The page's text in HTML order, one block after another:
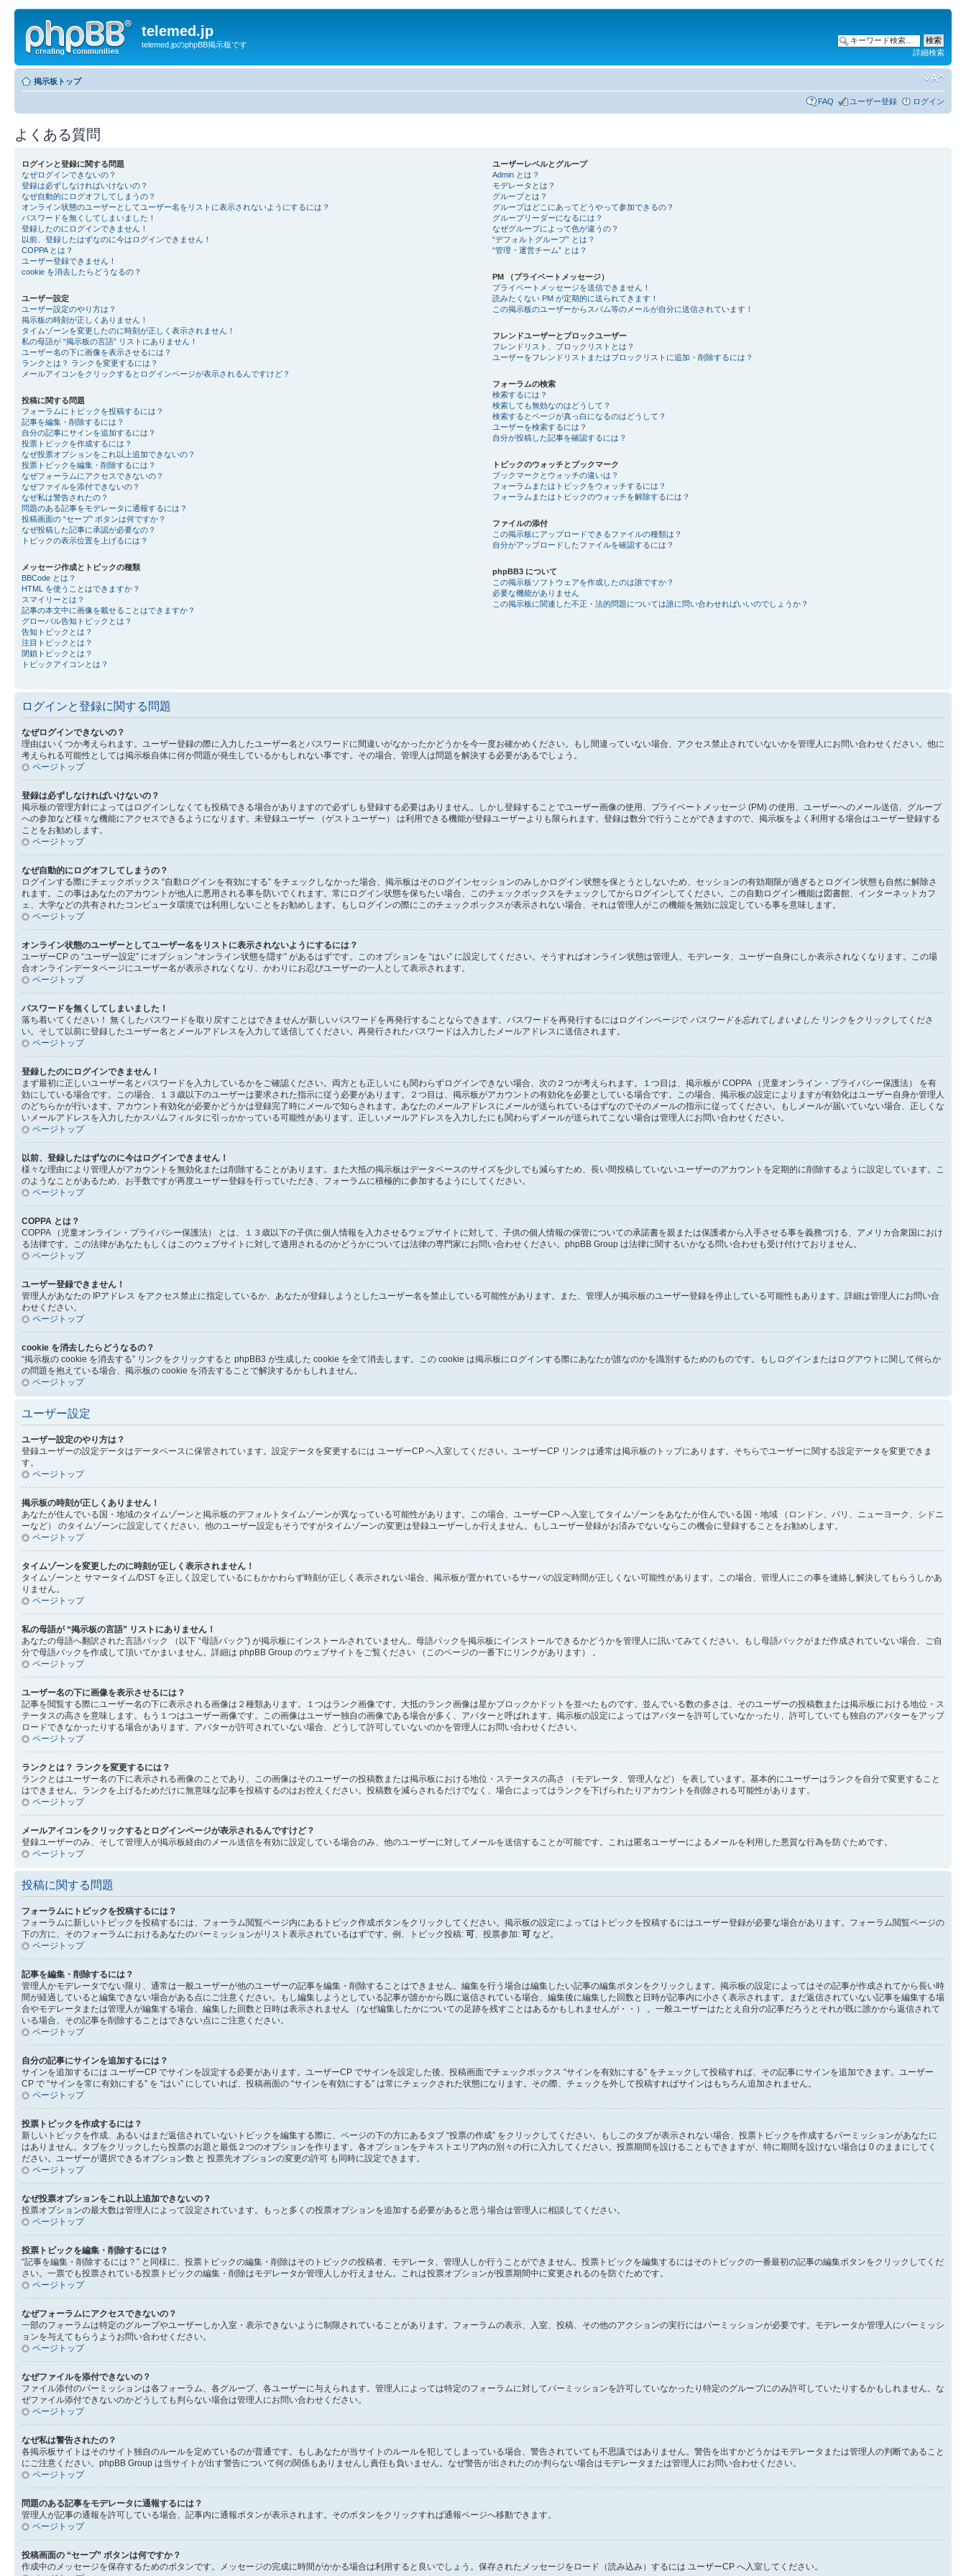
telemed.jp
telemed.jpのphpBB掲示板です
詳細検索
掲示板トップ
FAQ ユーザー登録 ログイン
よくある質問
ログインと登録に関する問題
なぜログインできないの？
登録は必ずしなければいけないの？
なぜ自動的にログオフしてしまうの？
オンライン状態のユーザーとしてユーザー名をリストに表示されないようにするには？
パスワードを無くしてしまいました！
登録したのにログインできません！
以前、登録したはずなのに今はログインできません！
COPPA とは？
ユーザー登録できません！
cookie を消去したらどうなるの？
ユーザー設定
ユーザー設定のやり方は？
掲示板の時刻が正しくありません！
タイムゾーンを変更したのに時刻が正しく表示されません！
私の母語が “掲示板の言語” リストにありません！
ユーザー名の下に画像を表示させるには？
ランクとは？ ランクを変更するには？
メールアイコンをクリックするとログインページが表示されるんですけど？
投稿に関する問題
フォーラムにトピックを投稿するには？
記事を編集・削除するには？
自分の記事にサインを追加するには？
投票トピックを作成するには？
なぜ投票オプションをこれ以上追加できないの？
投票トピックを編集・削除するには？
なぜフォーラムにアクセスできないの？
なぜファイルを添付できないの？
なぜ私は警告されたの？
問題のある記事をモデレータに通報するには？
投稿画面の “セーブ” ボタンは何ですか？
なぜ投稿した記事に承認が必要なの？
トピックの表示位置を上げるには？
メッセージ作成とトピックの種類
BBCode とは？
HTML を使うことはできますか？
スマイリーとは？
記事の本文中に画像を載せることはできますか？
グローバル告知トピックとは？
告知トピックとは？
注目トピックとは？
閉鎖トピックとは？
トピックアイコンとは？
ユーザーレベルとグループ
Admin とは？
モデレータとは？
グループとは？
グループはどこにあってどうやって参加できるの？
グループリーダーになるには？
なぜグループによって色が違うの？
“デフォルトグループ” とは？
“管理・運営チーム” とは？
PM （プライベートメッセージ）
プライベートメッセージを送信できません！
読みたくない PM が定期的に送られてきます！
この掲示板のユーザーからスパム等のメールが自分に送信されています！
フレンドユーザーとブロックユーザー
フレンドリスト、ブロックリストとは？
ユーザーをフレンドリストまたはブロックリストに追加・削除するには？
フォーラムの検索
検索するには？
検索しても無効なのはどうして？
検索するとページが真っ白になるのはどうして？
ユーザーを検索するには？
自分が投稿した記事を確認するには？
トピックのウォッチとブックマーク
ブックマークとウォッチの違いは？
フォーラムまたはトピックをウォッチするには？
フォーラムまたはトピックのウォッチを解除するには？
ファイルの添付
この掲示板にアップロードできるファイルの種類は？
自分がアップロードしたファイルを確認するには？
phpBB3 について
この掲示板ソフトウェアを作成したのは誰ですか？
必要な機能がありません
この掲示板に関連した不正・法的問題については誰に問い合わせればいいのでしょうか？
ログインと登録に関する問題
なぜログインできないの？
理由はいくつか考えられます。ユーザー登録の際に入力したユーザー名とパスワードに間違いがなかったかどうかを今一度お確かめください。もし間違っていない場合、アクセス禁止されていないかを管理人にお問い合わせください。他に
考えられる可能性としては掲示板自体に何か問題が発生しているかもしれない事です。その場合、管理人は問題を解決する必要があるでしょう。
ページトップ
登録は必ずしなければいけないの？
掲示板の管理方針によってはログインしなくても投稿できる場合がありますので必ずしも登録する必要はありません。しかし登録することでユーザー画像の使用、プライベートメッセージ (PM) の使用、ユーザーへのメール送信、グループ
への参加など様々な機能にアクセスできるようになります。未登録ユーザー （ゲストユーザー） は利用できる機能が登録ユーザーよりも限られます。登録は数分で行うことができますので、掲示板をよく利用する場合はユーザー登録する
ことをお勧めします。
ページトップ
なぜ自動的にログオフしてしまうの？
ログインする際にチェックボックス “自動ログインを有効にする” をチェックしなかった場合、掲示板はそのログインセッションのみしかログイン状態を保とうとしないため、セッションの有効期限が過ぎるとログイン状態も自然に解除さ
れます。この事はあなたのアカウントが他人に悪用される事を防いでくれます。常にログイン状態を保ちたい場合、このチェックボックスをチェックしてからログインしてください。この自動ログイン機能は図書館、インターネットカフ
ェ、大学などの共有されたコンピュータ環境では利用しないことをお勧めします。もしログインの際にこのチェックボックスが表示されない場合、それは管理人がこの機能を無効に設定している事を意味します。
ページトップ
オンライン状態のユーザーとしてユーザー名をリストに表示されないようにするには？
ユーザーCP の “ユーザー設定” にオプション “オンライン状態を隠す” があるはずです。このオプションを “はい” に設定してください。そうすればオンライン状態は管理人、モデレータ、ユーザー自身にしか表示されなくなります。この場
合オンラインデータページにユーザー名が表示されなくなり、かわりにお忍びユーザーの一人として表示されます。
ページトップ
パスワードを無くしてしまいました！
落ち着いてください！ 無くしたパスワードを取り戻すことはできませんが新しいパスワードを再発行することならできます。パスワードを再発行するにはログインページで パスワードを忘れてしまいました リンクをクリックしてくださ
い。そして以前に登録したユーザー名とメールアドレスを入力して送信してください。再発行されたパスワードは入力したメールアドレスに送信されます。
ページトップ
登録したのにログインできません！
まず最初に正しいユーザー名とパスワードを入力しているかをご確認ください。両方とも正しいにも関わらずログインできない場合、次の２つが考えられます。１つ目は、掲示板が COPPA （児童オンライン・プライバシー保護法） を有
効にしている場合です。この場合、１３歳以下のユーザーは要求された指示に従う必要があります。２つ目は、掲示板がアカウントの有効化を必要としている場合です。この場合、掲示板の設定によりますが有効化はユーザー自身か管理人
のどちらかが行います。アカウント有効化が必要かどうかは登録完了時にメールで知らされます。あなたのメールアドレスにメールが送られているはずなのでそのメールの指示に従ってください。もしメールが届いていない場合、正しくな
いメールアドレスを入力したかスパムフィルタに引っかかっている可能性があります。正しいメールアドレスを入力したにも関わらずメールが送られてこない場合は管理人にお問い合わせください。
ページトップ
以前、登録したはずなのに今はログインできません！
様々な理由により管理人がアカウントを無効化または削除することがあります。また大抵の掲示板はデータベースのサイズを少しでも減らすため、長い間投稿していないユーザーのアカウントを定期的に削除するように設定しています。こ
のようなことがあるため、お手数ですが再度ユーザー登録を行っていただき、フォーラムに積極的に参加するようにしてください。
ページトップ
COPPA とは？
COPPA （児童オンライン・プライバシー保護法） とは、１３歳以下の子供に個人情報を入力させるウェブサイトに対して、子供の個人情報の保管についての承諾書を親または保護者から入手させる事を義務づける、アメリカ合衆国におけ
る法律です。この法律があなたもしくはこのウェブサイトに対して適用されるのかどうかについては法律の専門家にお問い合わせください。phpBB Group は法律に関するいかなる問い合わせも受け付けておりません。
ページトップ
ユーザー登録できません！
管理人があなたの IPアドレス をアクセス禁止に指定しているか、あなたが登録しようとしたユーザー名を禁止している可能性があります。また、管理人が掲示板のユーザー登録を停止している可能性もあります。詳細は管理人にお問い合
わせください。
ページトップ
cookie を消去したらどうなるの？
“掲示板の cookie を消去する” リンクをクリックすると phpBB3 が生成した cookie を全て消去します。この cookie は掲示板にログインする際にあなたが誰なのかを識別するためのものです。もしログインまたはログアウトに関して何らか
の問題を抱えている場合、掲示板の cookie を消去することで解決するかもしれません。
ページトップ
ユーザー設定
ユーザー設定のやり方は？
登録ユーザーの設定データはデータベースに保管されています。設定データを変更するには ユーザーCP へ入室してください。ユーザーCP リンクは通常は掲示板のトップにあります。そちらでユーザーに関する設定データを変更できま
す。
ページトップ
掲示板の時刻が正しくありません！
あなたが住んでいる国・地域のタイムゾーンと掲示板のデフォルトタイムゾーンが異なっている可能性があります。この場合、ユーザーCP へ入室してタイムゾーンをあなたが住んでいる国・地域 （ロンドン、パリ、ニューヨーク、シドニ
ーなど） のタイムゾーンに設定してください。他のユーザー設定もそうですがタイムゾーンの変更は登録ユーザーしか行えません。もしユーザー登録がお済みでないならこの機会に登録することをお勧めします。
ページトップ
タイムゾーンを変更したのに時刻が正しく表示されません！
タイムゾーンと サマータイム/DST を正しく設定しているにもかかわらず時刻が正しく表示されない場合、掲示板が置かれているサーバの設定時間が正しくない可能性があります。この場合、管理人にこの事を連絡し解決してもらうしかあ
りません。
ページトップ
私の母語が “掲示板の言語” リストにありません！
あなたの母語へ翻訳された言語パック （以下 “母語パック”) が掲示板にインストールされていません。母語パックを掲示板にインストールできるかどうかを管理人に訊いてみてください。もし母語パックがまだ作成されていない場合、ご自
分で母語パックを作成して頂いてかまいません。詳細は phpBB Group のウェブサイトをご覧ください （このページの一番下にリンクがあります） 。
ページトップ
ユーザー名の下に画像を表示させるには？
記事を閲覧する際にユーザー名の下に表示される画像は２種類あります。１つはランク画像です。大抵のランク画像は星かブロックかドットを並べたものです。並んでいる数の多さは、そのユーザーの投稿数または掲示板における地位・ス
テータスの高さを意味します。もう１つはユーザー画像です。この画像はユーザー独自の画像である場合が多く、アバターと呼ばれます。掲示板の設定によってはアバターを許可していなかったり、許可していても独自のアバターをアップ
ロードできなかったりする場合があります。アバターが許可されていない場合、どうして許可していないのかを管理人にお問い合わせください。
ページトップ
ランクとは？ ランクを変更するには？
ランクとはユーザー名の下に表示される画像のことであり、この画像はそのユーザーの投稿数または掲示板における地位・ステータスの高さ （モデレータ、管理人など） を表しています。基本的にユーザーはランクを自分で変更すること
はできません。ランクを上げるためだけに無意味な記事を投稿するのはお控えください。投稿数を減らされるだけでなく、場合によってはランクを下げられたりアカウントを削除される可能性があります。
ページトップ
メールアイコンをクリックするとログインページが表示されるんですけど？
登録ユーザーのみ、そして管理人が掲示板経由のメール送信を有効に設定している場合のみ、他のユーザーに対してメールを送信することが可能です。これは匿名ユーザーによるメールを利用した悪質な行為を防ぐためです。
ページトップ
投稿に関する問題
フォーラムにトピックを投稿するには？
フォーラムに新しいトピックを投稿するには、フォーラム閲覧ページ内にあるトピック作成ボタンをクリックしてください。掲示板の設定によってはトピックを投稿するにはユーザー登録が必要な場合があります。フォーラム閲覧ページの
下の方に、そのフォーラムにおけるあなたのパーミッションがリスト表示されているはずです。例、トピック投稿: 可 、投票参加: 可 など。
ページトップ
記事を編集・削除するには？
管理人かモデレータでない限り、通常は一般ユーザーが他のユーザーの記事を編集・削除することはできません。編集を行う場合は編集したい記事の編集ボタンをクリックします。掲示板の設定によってはその記事が作成されてから長い時
間が経過していると編集できない場合がある点にご注意ください。もし編集しようとしている記事が誰かから既に返信されている場合、編集後に編集した回数と日時が記事内に小さく表示されます。まだ返信されていない記事を編集する場
合やモデレータまたは管理人が編集する場合、編集した回数と日時は表示されません （なぜ編集したかについての足跡を残すことはあるかもしれませんが・・） 。一般ユーザーはたとえ自分の記事だろうとそれが既に誰かから返信されて
いる場合、その記事を削除することはできない点にご注意ください。
ページトップ
自分の記事にサインを追加するには？
サインを追加するには ユーザーCP でサインを設定する必要があります。ユーザーCP でサインを設定した後、投稿画面でチェックボックス “サインを有効にする” をチェックして投稿すれば、その記事にサインを追加できます。ユーザー
CP で “サインを常に有効にする” を “はい” にしていれば、投稿画面の “サインを有効にする” は常にチェックされた状態になります。その際、チェックを外して投稿すればサインはもちろん追加されません。
ページトップ
投票トピックを作成するには？
新しいトピックを作成、あるいはまだ返信されていないトピックを編集する際に、ページの下の方にあるタブ “投票の作成” をクリックしてください。もしこのタブが表示されない場合、投票トピックを作成するパーミッションがあなたに
はありません。タブをクリックしたら投票のお題と最低２つのオプションを作ります。各オプションをテキストエリア内の別々の行に入力してください。投票期間を設けることもできますが、特に期間を設けない場合は 0 のままにしてく
ださい。ユーザーが選択できるオプション数 と 投票先オプションの変更の許可 も同時に設定できます。
ページトップ
なぜ投票オプションをこれ以上追加できないの？
投票オプションの最大数は管理人によって設定されています。もっと多くの投票オプションを追加する必要があると思う場合は管理人に相談してください。
ページトップ
投票トピックを編集・削除するには？
“記事を編集・削除するには？” と同様に、投票トピックの編集・削除はそのトピックの投稿者、モデレータ、管理人しか行うことができません。投票トピックを編集するにはそのトピックの一番最初の記事の編集ボタンをクリックしてくだ
さい。一票でも投票されている投票トピックの編集・削除はモデレータか管理人しか行えません。これは投票オプションが投票期間中に変更されるのを防ぐためです。
ページトップ
なぜフォーラムにアクセスできないの？
一部のフォーラムは特定のグループやユーザーしか入室・表示できないように制限されていることがあります。フォーラムの表示、入室、投稿、その他のアクションの実行にはパーミッションが必要です。モデレータか管理人にパーミッシ
ョンを与えてもらうようお問い合わせください。
ページトップ
なぜファイルを添付できないの？
ファイル添付のパーミッションは各フォーラム、各グループ、各ユーザーに与えられます。管理人によっては特定のフォーラムに対してパーミッションを許可していなかったり特定のグループにのみ許可していたりするかもしれません。な
ぜファイル添付できないのかどうしても判らない場合は管理人にお問い合わせください。
ページトップ
なぜ私は警告されたの？
各掲示板サイトはそのサイト独自のルールを定めているのが普通です。もしあなたが当サイトのルールを犯してしまっている場合、警告されていても不思議ではありません。警告を出すかどうかはモデレータまたは管理人の判断であること
にご注意ください。phpBB Group は当サイトが出す警告について何の関係もありませんし責任も負いません。なぜ警告が出されたのか判らない場合はモデレータまたは管理人にお問い合わせください。
ページトップ
問題のある記事をモデレータに通報するには？
管理人が記事の通報を許可している場合、記事内に通報ボタンが表示されます。そのボタンをクリックすれば通報ページへ移動できます。
ページトップ
投稿画面の “セーブ” ボタンは何ですか？
作成中のメッセージを保存するためのボタンです。メッセージの完成に時間がかかる場合は利用すると良いでしょう。保存されたメッセージをロード（読み込み）するには ユーザーCP へ入室してください。